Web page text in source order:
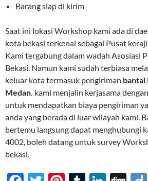
Barang siap di kirim
Saat ini lokasi Workshop kami ada di
kota bekasi terkenal sebagai Pusat
Kami tergabung dalam wadah Asosiasi
Bekasi. Namun kami sudah terbiasa
keluar kota termasuk pengiriman bantal
Medan. kami menjalin kerjasama
untuk mendapatkan biaya pengiriman
anda yang berada di luar wilayah kami.
bertemu langsung dapat menghubungi
4002, boleh datang untuk survey
bekasi.